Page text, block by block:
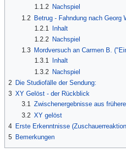
1.1.2 Nachspiel
1.2 Betrug - Fahndung nach
1.2.1
Inhalt
1.2.2 Nachspiel
1.3
Mordversuch an Carmen B.
1.3.1
Inhalt
1.3.2 Nachspiel
2 Die Studiofälle der Sendung:
3 XY Gelöst - der Rückblick
3.1 Zwischenergebnisse aus
3.2 XY gelöst
4 Erste Erkenntnisse
5 Bemerkungen